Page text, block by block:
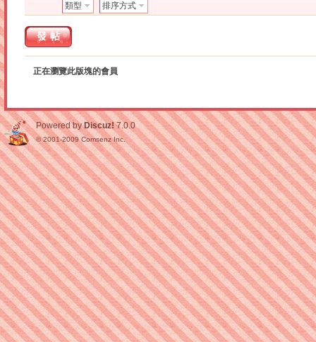
類型 排序方式
發帖
正在瀏覽此版塊的會員
Powered byDiscuz! 7.0.0
© 2001-2009Comsenz Inc.